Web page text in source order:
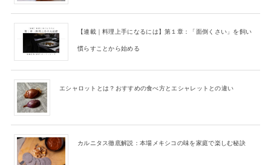
【連載｜料理上手になるには】第１章：「面倒くさい」を飼い
慣らすことから始める
エシャロットとは？おすすめの食べ方とエシャレットとの違い
カルニタス徹底解説：本場メキシコの味を家庭で楽しむ秘訣